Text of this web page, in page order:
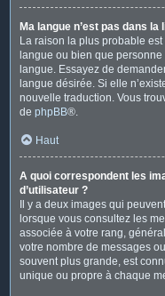
Ma langue n’est pas dans la
La raison la plus probable est
langue ou bien que
langue. Essayez de
langue désirée. Si elle
nouvelle traduction. Vous
de phpBB®.
Haut
A quoi correspondent les
d’utilisateur ?
Il y a deux images qui
lorsque vous consultez les
associée à votre rang,
votre nombre de messages
souvent plus grande, est
unique ou propre à chaque